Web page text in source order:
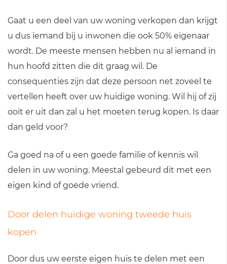
Gaat u een deel van uw woning verkopen dan krijgt
u dus iemand bij u inwonen die ook 50% eigenaar
wordt. De meeste mensen hebben nu al iemand in
hun hoofd zitten die dit graag wil. De
consequenties zijn dat deze persoon net zoveel te
vertellen heeft over uw huidige woning. Wil hij of zij
ooit er uit dan zal u het moeten terug kopen. Is daar
dan geld voor?
Ga goed na of u een goede familie of kennis wil
delen in uw woning. Meestal gebeurd dit met een
eigen kind of goede vriend.
Door delen huidige woning tweede huis
kopen
Door dus uw eerste eigen huis te delen met een